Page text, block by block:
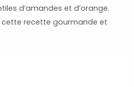
d’amandes et d’orange.
cette recette gourmande et